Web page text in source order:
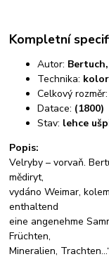
Kompletní
Autor:
Technika:
Celkový
Datace: (1800)
Stav: lehce
Popis:
Velryby – vorvaň.
mědiryt,
vydáno Weimar,
enthaltend
eine angenehme
Früchten,
Mineralien,